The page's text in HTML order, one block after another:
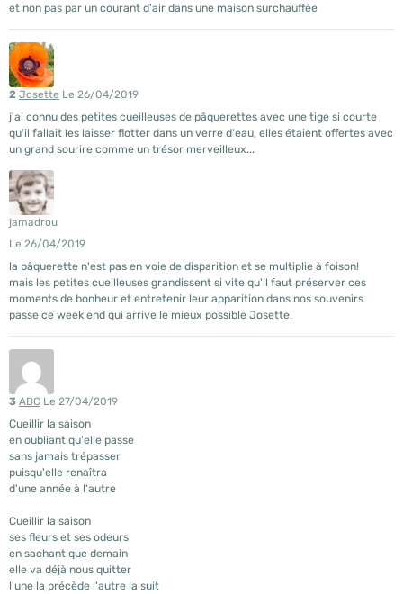
et non pas par un courant d'air dans une maison surchauffée
2 Josette Le 26/04/2019
j'ai connu des petites cueilleuses de pâquerettes avec une tige si courte
qu'il fallait les laisser flotter dans un verre d'eau, elles étaient offertes avec
un grand sourire comme un trésor merveilleux...
jamadrou
Le 26/04/2019
la pâquerette n'est pas en voie de disparition et se multiplie à foison!
mais les petites cueilleuses grandissent si vite qu'il faut préserver ces
moments de bonheur et entretenir leur apparition dans nos souvenirs
passe ce week end qui arrive le mieux possible Josette.
3 ABC Le 27/04/2019
Cueillir la saison
en oubliant qu'elle passe
sans jamais trépasser
puisqu'elle renaîtra
d'une année à l'autre
Cueillir la saison
ses fleurs et ses odeurs
en sachant que demain
elle va déjà nous quitter
l'une la précède l'autre la suit